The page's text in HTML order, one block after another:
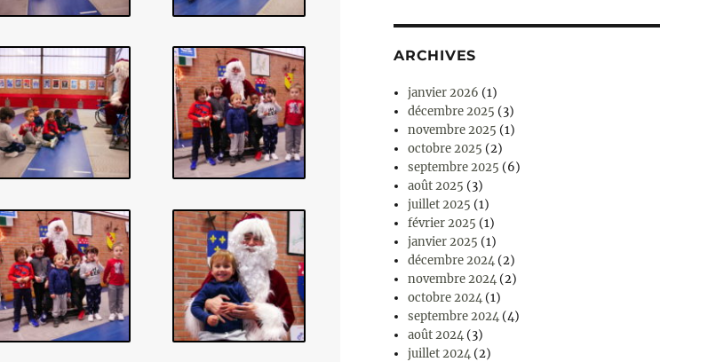
ARCHIVES
janvier 2026 (1)
décembre 2025 (3)
novembre 2025 (1)
octobre 2025 (2)
septembre 2025 (6)
août 2025 (3)
juillet 2025 (1)
février 2025 (1)
janvier 2025 (1)
décembre 2024 (2)
novembre 2024 (2)
octobre 2024 (1)
septembre 2024 (4)
août 2024 (3)
juillet 2024 (2)